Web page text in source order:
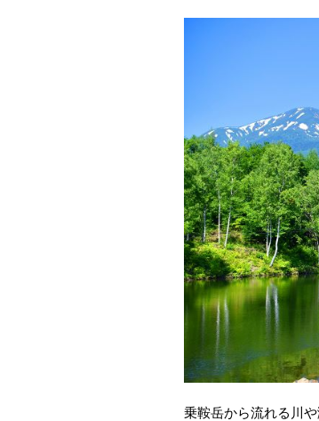
乗鞍岳から流れる川